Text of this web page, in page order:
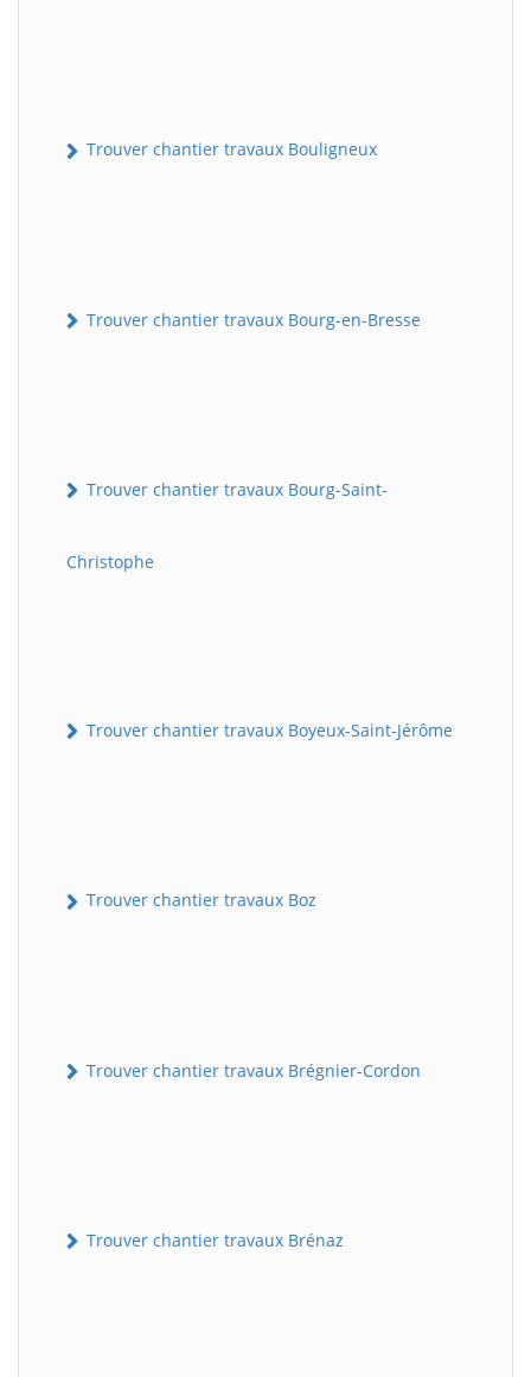
Trouver chantier travaux Bouligneux
Trouver chantier travaux Bourg-en-Bresse
Trouver chantier travaux Bourg-Saint-
Christophe
Trouver chantier travaux Boyeux-Saint-Jérôme
Trouver chantier travaux Boz
Trouver chantier travaux Brégnier-Cordon
Trouver chantier travaux Brénaz